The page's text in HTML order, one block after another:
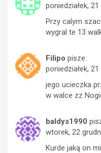
poniedziałek,
Przy calym
wygral te 13
Filipo pisze:
poniedziałek,
jego ucieczka
w walce zz
baldys1990
wtorek, 22
Kurde jaką on